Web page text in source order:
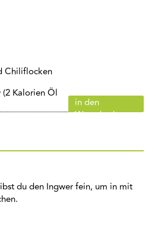
Chiliflocken
(2 Kalorien Öl
in den
Warenkorb
du den Ingwer fein, um in mit